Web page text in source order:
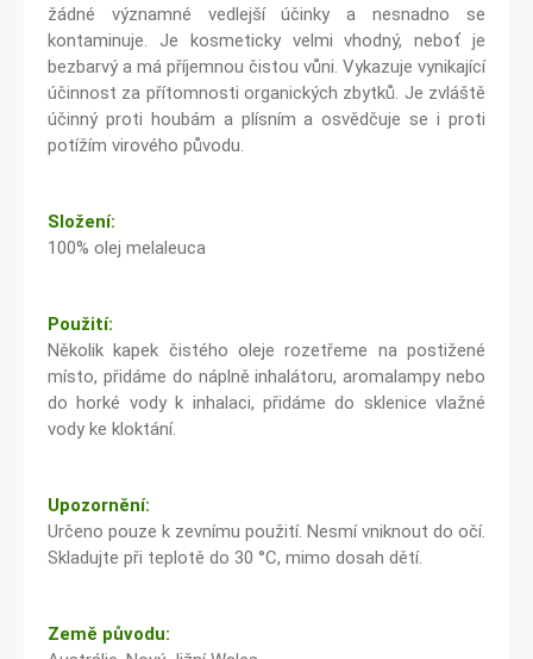
žádné významné vedlejší účinky a nesnadno se
kontaminuje. Je kosmeticky velmi vhodný, neboť je
bezbarvý a má příjemnou čistou vůni. Vykazuje vynikající
účinnost za přítomnosti organických zbytků. Je zvláště
účinný proti houbám a plísním a osvědčuje se i proti
potížím virového původu.
Složení:
100% olej melaleuca
Použití:
Několik kapek čistého oleje rozetřeme na postižené
místo, přidáme do náplně inhalátoru, aromalampy nebo
do horké vody k inhalaci, přidáme do sklenice vlažné
vody ke kloktání.
Upozornění:
Určeno pouze k zevnímu použití. Nesmí vniknout do očí.
Skladujte při teplotě do 30 °C, mimo dosah dětí.
Země původu: